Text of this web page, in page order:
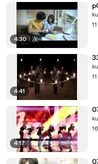
4:30 | 次
4:41
4:17